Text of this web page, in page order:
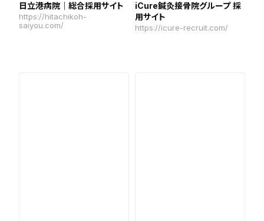
日立港病院｜総合採用サイト
https://hitachikoh-
saiyou.com/
iCure鍼灸接骨院グループ 採
用サイト
https://icure-recruit.com/